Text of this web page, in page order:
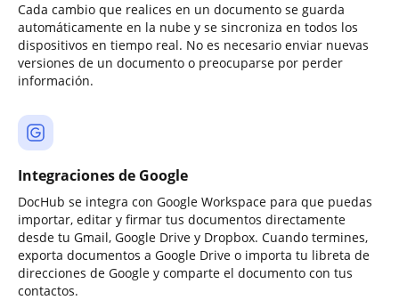
Cada cambio que realices en un documento se guarda
automáticamente en la nube y se sincroniza en todos los
dispositivos en tiempo real. No es necesario enviar nuevas
versiones de un documento o preocuparse por perder
información.
Integraciones de Google
DocHub se integra con Google Workspace para que puedas
importar, editar y firmar tus documentos directamente
desde tu Gmail, Google Drive y Dropbox. Cuando termines,
exporta documentos a Google Drive o importa tu libreta de
direcciones de Google y comparte el documento con tus
contactos.